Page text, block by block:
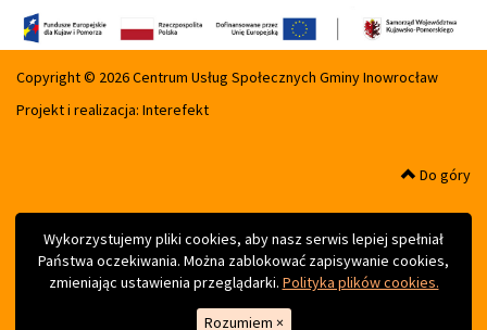
Wykorzystujemy pliki cookies, aby nasz serwis lepiej spełniał
Państwa oczekiwania. Można zablokować zapisywanie cookies,
zmieniając ustawienia przeglądarki. Polityka plików cookies.
Rozumiem ×
Copyright © 2026 Centrum Usług Społecznych Gminy Inowrocław
Projekt i realizacja: Interefekt
Do góry